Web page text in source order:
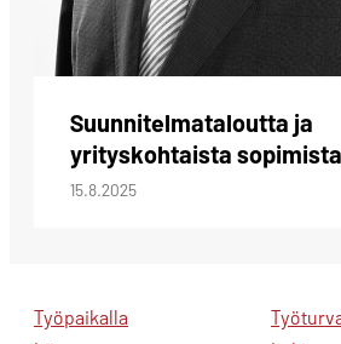
Suunnitelmataloutta ja
yrityskohtaista sopimista
15.8.2025
Työpaikalla